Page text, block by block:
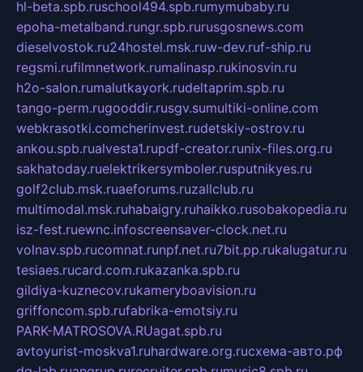
hl-beta.spb.ruschool494.spb.rumymubaby.ru
epoha-metalband.rungr.spb.rurusgosnews.com
dieselvostok.ru24hostel.msk.ruw-dev.ruf-ship.ru
regsmi.rufilmnetwork.rumalinasp.rukinosvin.ru
h2o-salon.rumalutkayork.rudeltaprim.spb.ru
tango-perm.rugooddir.rusgv.sumultiki-online.com
webkrasotki.comcherinvest.rudetskiy-ostrov.ru
ankou.spb.rualvesta1.rupdf-creator.runix-files.org.ru
sakhatoday.ruelektrikersymboler.rusputnikyes.ru
golf2club.msk.ruaeforums.ruzallclub.ru
multimodal.msk.ruhabaigry.ruhaikko.rusobakopedia.ru
isz-fest.ruewnc.infoscreensaver-clock.net.ru
volnav.spb.rucomnat.runpf.net.ru7bit.pp.rukalugatur.ru
tesiaes.rucard.com.rukazanka.spb.ru
gildiya-kuznecov.rukameryboavision.ru
griffoncom.spb.rufabrika-emotsiy.ru
PARK-MATROSOVA.RUagat.spb.ru
avtoyurist-moskva1.ruhardware.org.ruсхема-авто.рф